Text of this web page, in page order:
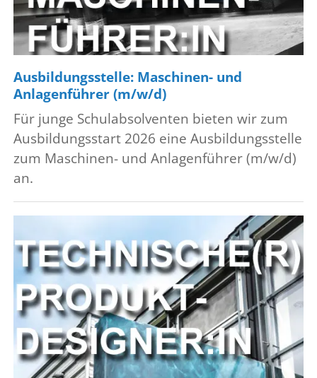
Ausbildungsstelle: Maschinen- und
Anlagenführer (m/w/d)
Für junge Schulabsolventen bieten wir zum
Ausbildungsstart 2026 eine Ausbildungsstelle
zum Maschinen- und Anlagenführer (m/w/d)
an.